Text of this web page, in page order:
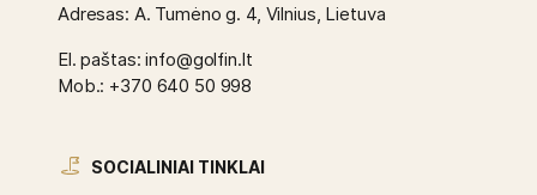
Adresas: A. Tumėno g. 4, Vilnius, Lietuva
El. paštas: info@golfin.lt
Mob.: +370 640 50 998
SOCIALINIAI TINKLAI